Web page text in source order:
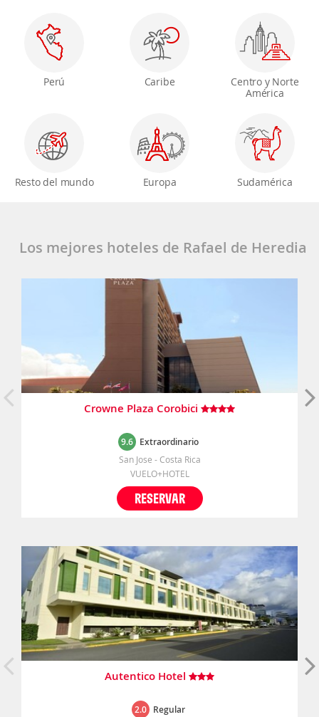
Perú Caribe
Centro y Norte
América
Resto del mundo Europa Sudamérica
Los mejores hoteles de Rafael de Heredia
Crowne Plaza Corobici
9.6 Extraordinario
San Jose - Costa Rica
VUELO+HOTEL
RESERVAR
Autentico Hotel
2.0 Regular